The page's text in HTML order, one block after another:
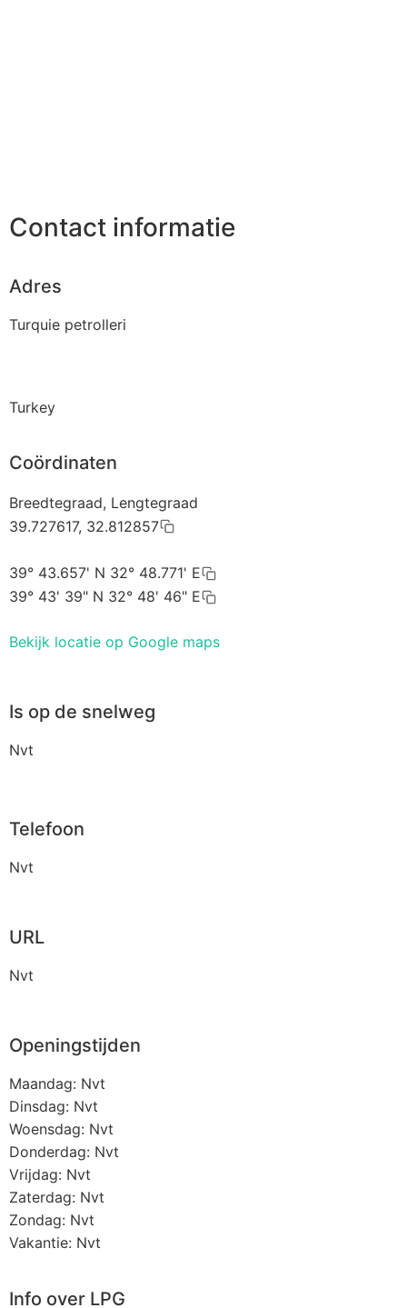
Contact informatie
Adres
Turquie petrolleri
Turkey
Coördinaten
Breedtegraad, Lengtegraad
39.727617, 32.812857
39° 43.657' N 32° 48.771' E
39° 43' 39" N 32° 48' 46" E
Bekijk locatie op Google maps
Is op de snelweg
Nvt
Telefoon
Nvt
URL
Nvt
Openingstijden
Maandag: Nvt
Dinsdag: Nvt
Woensdag: Nvt
Donderdag: Nvt
Vrijdag: Nvt
Zaterdag: Nvt
Zondag: Nvt
Vakantie: Nvt
Info over LPG